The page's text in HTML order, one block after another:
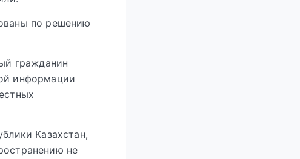
по решению
гражданин
информации
Казахстан,
не